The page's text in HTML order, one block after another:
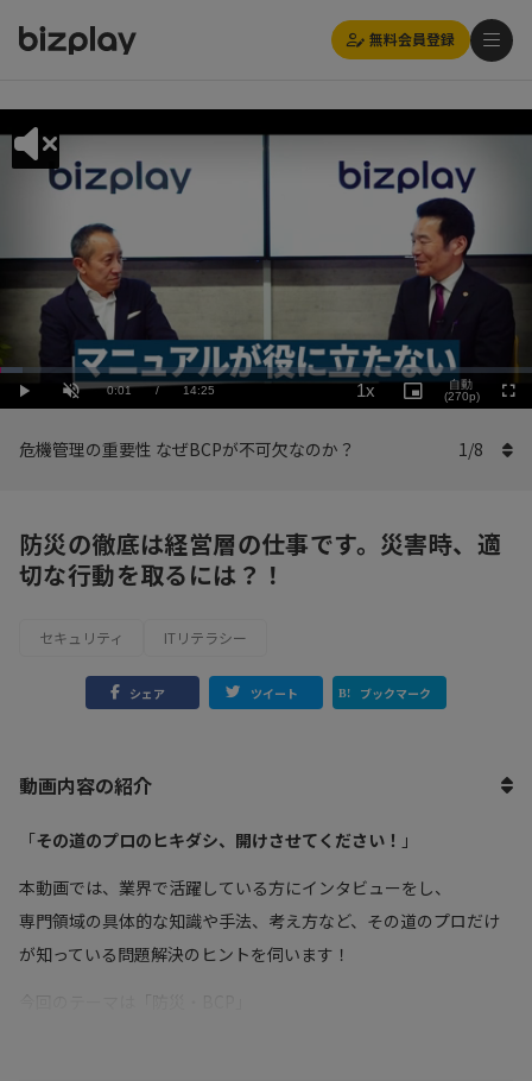
無料会員登録
Play UnmuteCurrent
0:01 / Duration
14:25
Loaded:
4.17%
1x
Playback
Rate
Picture-
in-
自動
(270p)
危機管理の重要性 なぜBCPが不可欠なのか？ 1/8
防災の徹底は経営層の仕事です。災害時、適
切な行動を取るには？！
セキュリティ ITリテラシー
シェア ツイート ブックマーク
動画内容の紹介
「その道のプロのヒキダシ、開けさせてください！ 」
本動画では、業界で活躍している方にインタビューをし、
専門領域の具体的な知識や手法、考え方など、その道のプロだけ
が知っている問題解決のヒントを伺います！